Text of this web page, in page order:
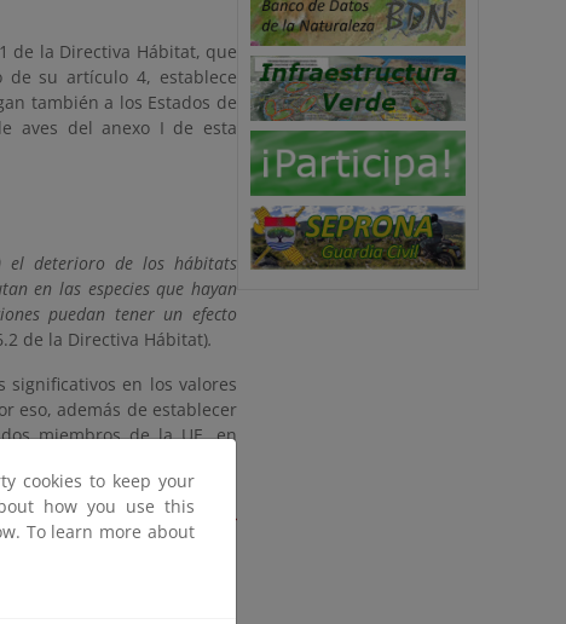
de la Directiva Hábitat, que
de su artículo 4, establece
también a los Estados de
aves del anexo I de esta
el deterioro de los hábitats
en las especies que hayan
puedan tener un efecto
de la Directiva Hábitat).
significativos en los valores
eso, además de establecer
miembros de la UE, en
naturales y de las
propuestos de Importancia
su posterior designación
Europeas.
cookies to keep your
how you use this
To learn more about